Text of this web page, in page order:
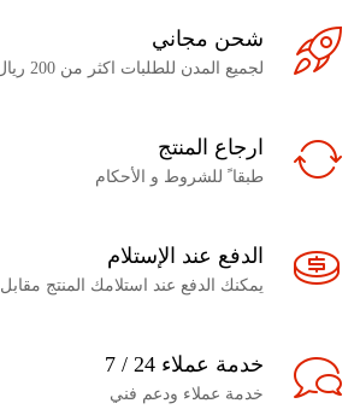
شحن مجاني
لجميع المدن للطلبات اكثر من 200 ريال
ارجاع المنتج
طبقا ً للشروط و الأحكام
الدفع عند الإستلام
يمكنك الدفع عند استلامك المنتج مقابل 41 ريال
خدمة عملاء 24 / 7
خدمة عملاء ودعم فني